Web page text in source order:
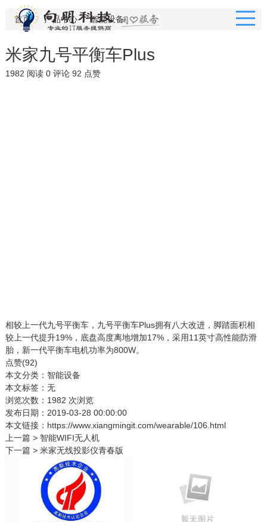
首页 产品中心 智能设备
米家九号平衡车Plus
1982 阅读 0 评论 92 点赞
相较上一代九号平衡车，九号平衡车Plus拥有八大改进，脚踏面积相
较上一代提升19%，底盘高度离地增加17%，采用11英寸高性能防滑
胎，新一代平衡车电机功率为800W。
点赞(92)
本文分类： 智能设备
本文标签：无
浏览次数： 1982 次浏览
发布日期：2019-03-28 00:00:00
本文链接： https://www.xiangmingit.com/wearable/106.html
上一篇 > 智能WIFI无人机
下一篇 > 米家无线投影仪青春版